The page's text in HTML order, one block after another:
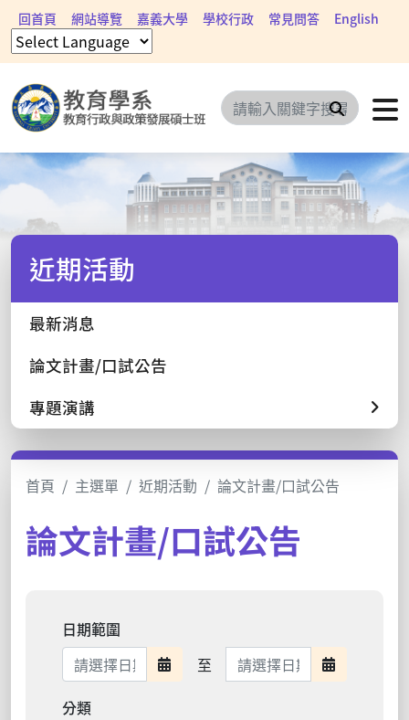
回首頁 網站導覽 嘉義大學 學校行政 常見問答 English
搜尋
近期活動
最新消息
論文計畫/口試公告
專題演講
首頁 主選單 近期活動 論文計畫/口試公告
論文計畫/口試公告
日期範圍
日期範圍開始
至 日期範圍結束 日期範圍
分類